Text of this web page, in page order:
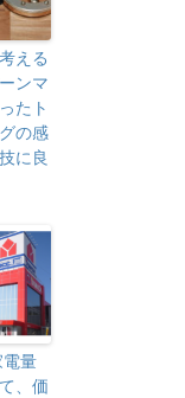
える
ンマ
たト
の感
に良
電量
、価